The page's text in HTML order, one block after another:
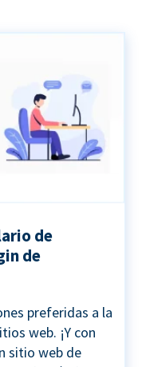
de
de
preferidas a la
web. ¡Y con
sitio web de